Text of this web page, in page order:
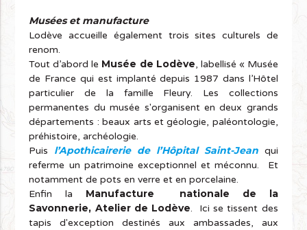
Musées et manufacture
Lodève accueille également trois sites culturels de
renom.
Tout d’abord le Musée de Lodève, labellisé « Musée
de France qui est implanté depuis 1987 dans l’Hôtel
particulier de la famille Fleury. Les collections
permanentes du musée s'organisent en deux grands
départements : beaux arts et géologie, paléontologie,
préhistoire, archéologie.
Puis
l’Apothicairerie de l’Hôpital Saint-Jeanqui
referme un patrimoine exceptionnel et méconnu. Et
notamment de pots en verre et en porcelaine.
Enfin la Manufacture nationale de la
Savonnerie, Atelier de Lodève. Ici se tissent des
tapis d'exception destinés aux ambassades, aux